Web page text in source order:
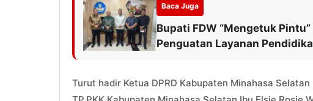
Baca Juga
Bupati FDW “Mengetuk
Penguatan Layanan
Turut hadir Ketua DPRD Kabupaten Minahasa Selatan